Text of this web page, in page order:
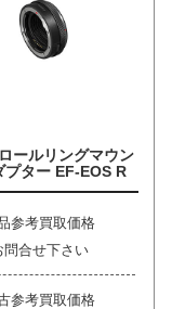
ールリングマウン
プター EF-EOS R
参考買取価格
問合せ下さい
参考買取価格